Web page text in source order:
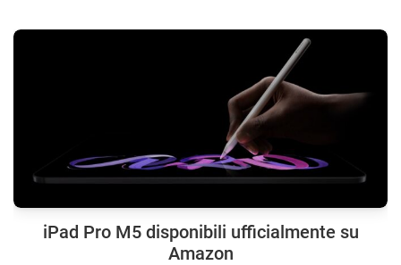
iPad Pro M5 disponibili ufficialmente su
Amazon